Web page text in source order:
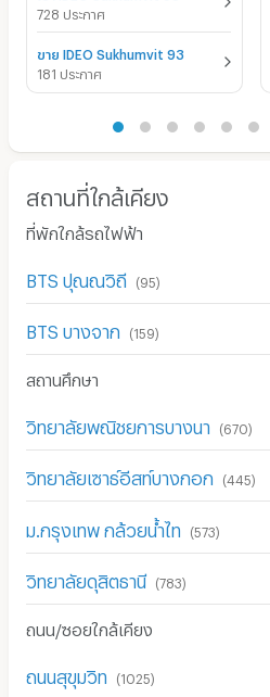
728 ประกาศ
ขาย IDEO Sukhumvit 93
181 ประกาศ
สถานที่ใกล้เคียง
ที่พักใกล้รถไฟฟ้า
BTS ปุณณวิถี (95)
BTS บางจาก (159)
สถานศึกษา
วิทยาลัยพณิชยการบางนา (670)
วิทยาลัยเซาธ์อีสท์บางกอก (445)
ม.กรุงเทพ กล้วยน้ำไท (573)
วิทยาลัยดุสิตธานี (783)
ถนน/ซอยใกล้เคียง
ถนนสุขุมวิท (1025)